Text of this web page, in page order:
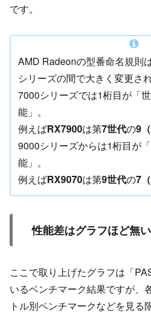
です。
AMD Radeonの型番命名規則
シリーズの間で大きく変更さ
7000シリーズでは1桁目が「
能」。
例えばRX7900は第7世代の9
9000シリーズからは1桁目が
能」。
例えばRX9070は第9世代の7
性能差はグラフほど無
ここで取り上げたグラフは「
いるベンチマーク結果ですが、
トル別ベンチマークなどを見る